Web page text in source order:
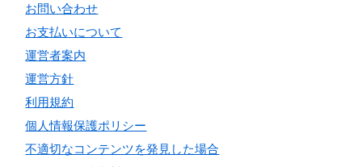
お問い合わせ
お支払いについて
運営者案内
運営方針
利用規約
個人情報保護ポリシー
不適切なコンテンツを発見した場合